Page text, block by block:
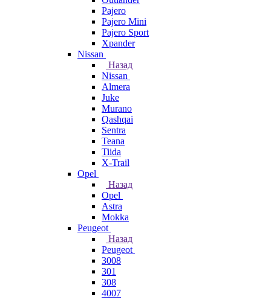
Pajero
Pajero Mini
Pajero Sport
Xpander
Nissan
Назад
Nissan
Almera
Juke
Murano
Qashqai
Sentra
Teana
Tiida
X-Trail
Opel
Назад
Opel
Astra
Mokka
Peugeot
Назад
Peugeot
3008
301
308
4007